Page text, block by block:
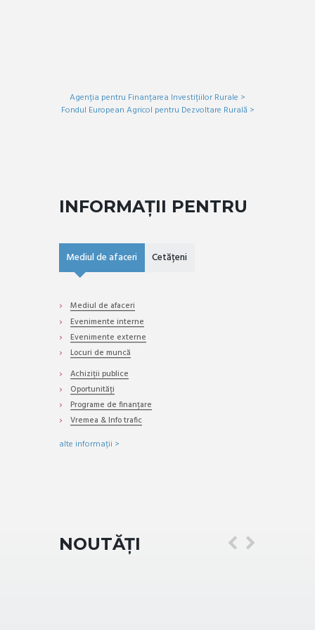
Agenția pentru Finanțarea Investițiilor Rurale >
Fondul European Agricol pentru Dezvoltare Rurală >
INFORMAȚII PENTRU
Mediul de afaceri Cetățeni
Mediul de afaceri
Evenimente interne
Evenimente externe
Locuri de muncă
Achiziții publice
Oportunități
Programe de finanțare
Vremea & Info trafic
alte informații >
NOUTĂȚI